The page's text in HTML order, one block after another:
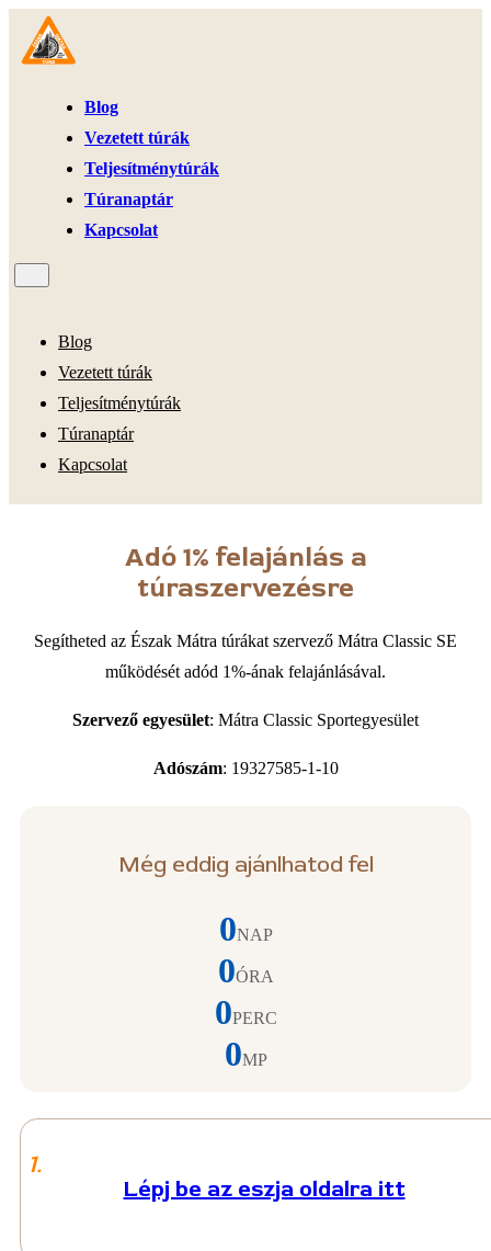
Blog
Vezetett túrák
Teljesítménytúrák
Túranaptár
Kapcsolat
Blog
Vezetett túrák
Teljesítménytúrák
Túranaptár
Kapcsolat
Adó 1% felajánlás a
túraszervezésre
Segítheted az Észak Mátra túrákat szervező Mátra Classic SE
működését adód 1%-ának felajánlásával.
Szervező egyesület: Mátra Classic Sportegyesület
Adószám: 19327585-1-10
Még eddig ajánlhatod fel
0NAP
0ÓRA
0PERC
0MP
1.
Lépj be az eszja oldalra itt